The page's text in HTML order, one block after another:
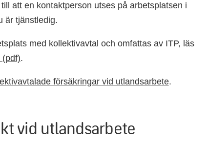
att en kontaktperson utses på arbetsplatsen i
är tjänstledig.
med kollektivavtal och omfattas av ITP, läs
(pdf).
försäkringar vid utlandsarbete.
vid utlandsarbete